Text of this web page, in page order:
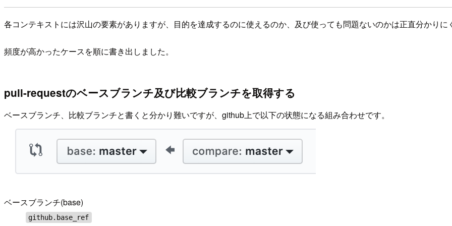
各コンテキストには沢山の要素がありますが、目的を達成するのに使えるのか、及び使っても問題ないのかは正直分かりに
頻度が高かったケースを順に書き出しました。
pull-requestのベースブランチ及び比較ブランチを取得する
ベースブランチ、比較ブランチと書くと分かり難いですが、github上で以下の状態になる組み合わせです。
ベースブランチ(base)
github.base_ref